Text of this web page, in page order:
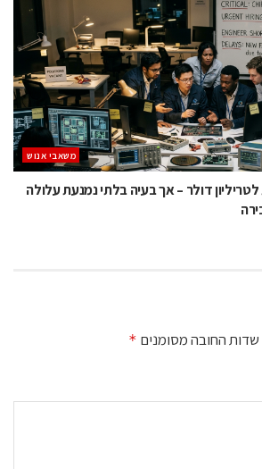
משאבי אנוש
דולר – אך בעיה בלתי נמנעת עלולה
שדות החובה מסומנים *